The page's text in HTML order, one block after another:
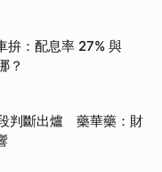
拚：配息率 27% 與
？
判斷出爐 藥華藥：財